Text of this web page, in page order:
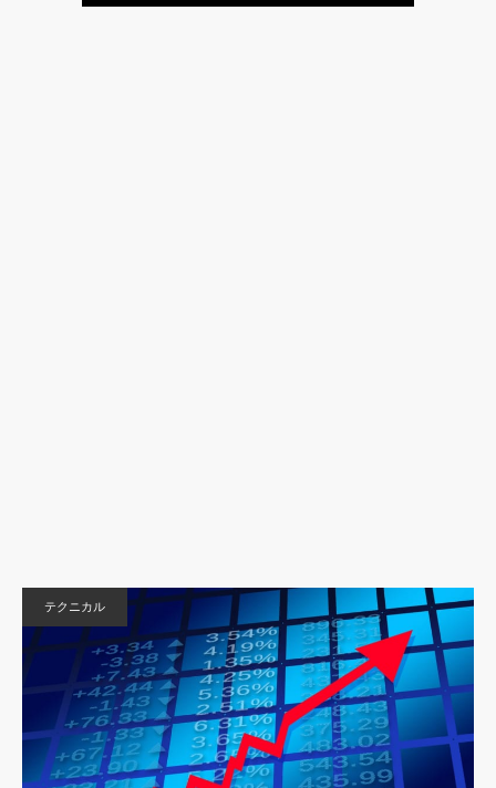
テクニカル